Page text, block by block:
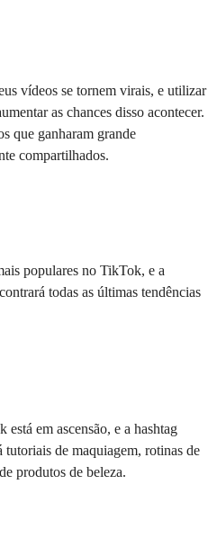
vídeos se tornem virais, e utilizar
as chances disso acontecer.
que ganharam grande
compartilhados.
populares no TikTok, e a
todas as últimas tendências
em ascensão, e a hashtag
de maquiagem, rotinas de
produtos de beleza.